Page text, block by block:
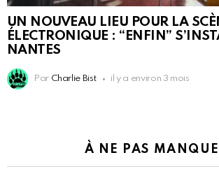
UN NOUVEAU LIEU POUR LA
ÉLECTRONIQUE : “ENFIN”
NANTES
Par Charlie Bist il y a environ 3 mois
À NE PAS